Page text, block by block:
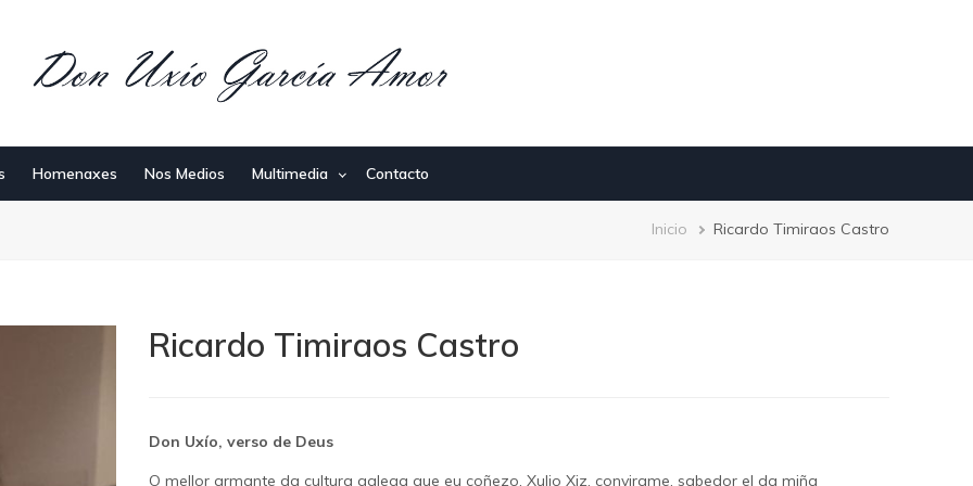
Homenaxes Nos Medios Multimedia Contacto
Breadcrumb
Inicio Ricardo Timiraos Castro
Ricardo Timiraos Castro
Don Uxío, verso de Deus
O mellor armante da cultura galega que eu coñezo, Xulio Xiz, convirame, sabedor el da miña